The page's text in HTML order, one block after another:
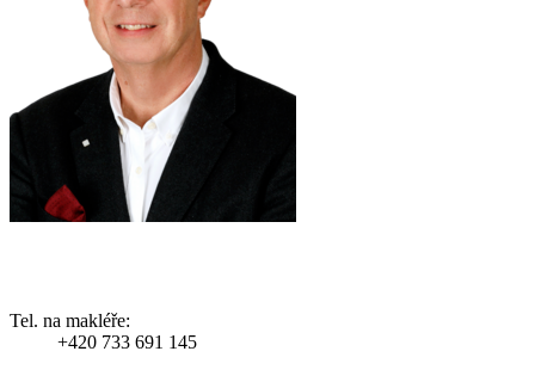
Tel. na makléře:
+420 733 691 145